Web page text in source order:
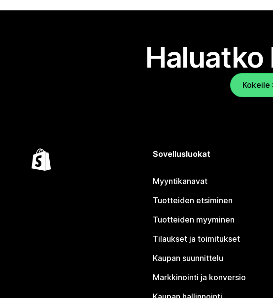
Haluatko
Kokeile
Sovellusluokat
Myyntikanavat
Tuotteiden etsiminen
Tuotteiden myyminen
Tilaukset ja toimitukset
Kaupan suunnittelu
Markkinointi ja konversio